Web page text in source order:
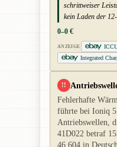
schrittweiser
kein Laden der
0–0 €
ANZEIGE
Integrated
!!
Fehlerhafte
führte bei Ioniq
Antriebswellen,
41D022 betraf
46.604 in